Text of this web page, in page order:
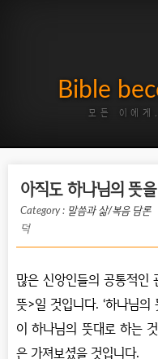
Bible
모든 이에
아직도 하나님의 뜻
Category : 말씀과 삶/복음 담론
덕
많은 신앙인들의 공통적인
뜻>일 것입니다. ‘하나님의
이 하나님의 뜻대로 하는
은 가져보셨을 것입니다.